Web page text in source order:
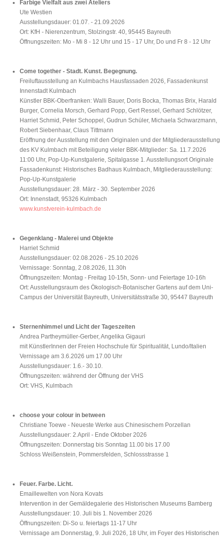
Farbige Vielfalt aus zwei Ateliers
Ute Westien
Ausstellungsdauer: 01.07. - 21.09.2026
Ort: KfH - Nierenzentrum, Stolzingstr. 40, 95445 Bayreuth
Öffnungszeiten: Mo - Mi 8 - 12 Uhr und 15 - 17 Uhr, Do und Fr 8 - 12 Uhr
Come together - Stadt. Kunst. Begegnung.
Freiluftausstellung an Kulmbachs Hausfassaden 2026, Fassadenkunst
Innenstadt Kulmbach
Künstler BBK-Oberfranken: Walli Bauer, Doris Bocka, Thomas Brix, Harald
Burger, Cornelia Morsch, Gerhard Popp, Gert Ressel, Gerhard Schlötzer,
Harriet Schmid, Peter Schoppel, Gudrun Schüler, Michaela Schwarzmann,
Robert Siebenhaar, Claus Tittmann
Eröffnung der Ausstellung mit den Originalen und der Mitgliederausstellung
des KV Kulmbach mit Beteiligung vieler BBK-Mitglieder: Sa. 11.7.2026
11:00 Uhr, Pop-Up-Kunstgalerie, Spitalgasse 1. Ausstellungsort Originale
Fassadenkunst: Historisches Badhaus Kulmbach, Mitgliederausstellung:
Pop-Up-Kunstgalerie
Ausstellungsdauer: 28. März - 30. September 2026
Ort: Innenstadt, 95326 Kulmbach
www.kunstverein-kulmbach.de
Gegenklang - Malerei und Objekte
Harriet Schmid
Ausstellungsdauer: 02.08.2026 - 25.10.2026
Vernissage: Sonntag, 2.08.2026, 11.30h
Öffnungszeiten: Montag - Freitag 10-15h, Sonn- und Feiertage 10-16h
Ort: Ausstellungsraum des Ökologisch-Botanischer Gartens auf dem Uni-
Campus der Universität Bayreuth, Universitätsstraße 30, 95447 Bayreuth
Sternenhimmel und Licht der Tageszeiten
Andrea Partheymüller-Gerber, Angelika Gigauri
mit KünstlerInnen der Freien Hochschule für Spiritualität, Lundo/Italien
Vernissage am 3.6.2026 um 17.00 Uhr
Ausstellungsdauer: 1.6.- 30.10.
Öffnungszeiten: während der Öffnung der VHS
Ort: VHS, Kulmbach
choose your colour in between
Christiane Toewe - Neueste Werke aus Chinesischem Porzellan
Ausstellungsdauer: 2.April - Ende Oktober 2026
Öffnungszeiten: Donnerstag bis Sonntag 11.00 bis 17.00
Schloss Weißenstein, Pommersfelden, Schlossstrasse 1
Feuer. Farbe. Licht.
Emaillewelten von Nora Kovats
Intervention in der Gemäldegalerie des Historischen Museums Bamberg
Ausstellungsdauer: 10. Juli bis 1. November 2026
Öffnungszeiten: Di-So u. feiertags 11-17 Uhr
Vernissage am Donnerstag, 9. Juli 2026, 18 Uhr, im Foyer des Historischen